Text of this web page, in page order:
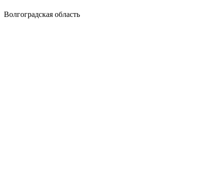
Волгоградская область